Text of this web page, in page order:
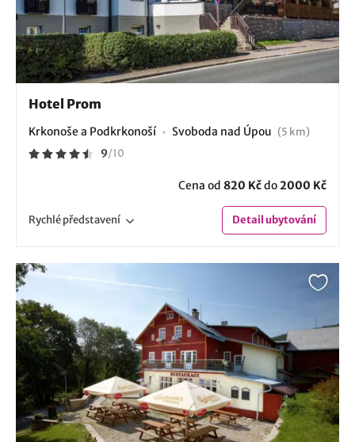
Hotel Prom
Krkonoše a Podkrkonoší Svoboda nad Úpou (5 km)
9/10
Cena od 820 Kčdo2000 Kč
Rychlépředstavení Detailubytování